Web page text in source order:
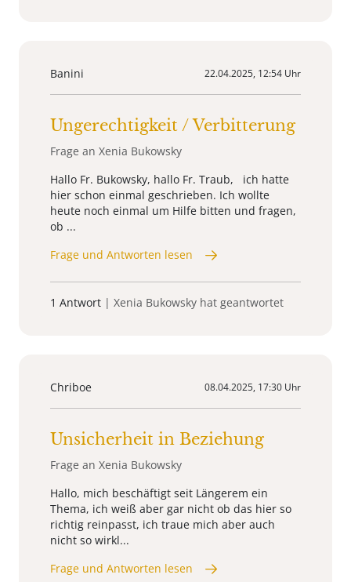
Banini 22.04.2025, 12:54 Uhr
Ungerechtigkeit / Verbitterung
Frage an Xenia Bukowsky
Hallo Fr. Bukowsky, hallo Fr. Traub, ich hatte
hier schon einmal geschrieben. Ich wollte
heute noch einmal um Hilfe bitten und fragen,
ob ...
Frage und Antworten lesen
1 Antwort | Xenia Bukowsky hat geantwortet
Chriboe 08.04.2025, 17:30 Uhr
Unsicherheit in Beziehung
Frage an Xenia Bukowsky
Hallo, mich beschäftigt seit Längerem ein
Thema, ich weiß aber gar nicht ob das hier so
richtig reinpasst, ich traue mich aber auch
nicht so wirkl...
Frage und Antworten lesen